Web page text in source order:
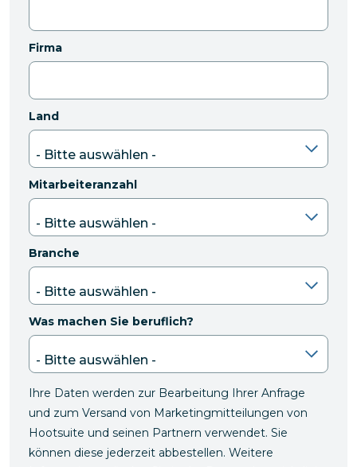
Firma
Land
Mitarbeiteranzahl
Branche
Was machen Sie beruflich?
Ihre Daten werden zur Bearbeitung Ihrer Anfrage
und zum Versand von Marketingmitteilungen von
Hootsuite und seinen Partnern verwendet. Sie
können diese jederzeit abbestellen. Weitere